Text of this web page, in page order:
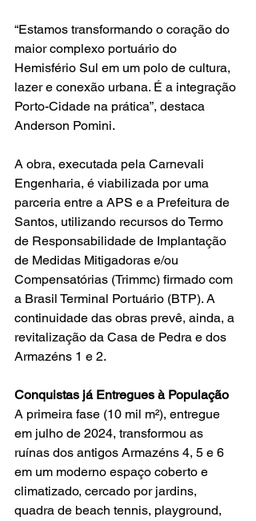
“Estamos transformando o coração do
maior complexo portuário do
Hemisfério Sul em um polo de cultura,
lazer e conexão urbana. É a integração
Porto-Cidade na prática”, destaca
Anderson Pomini.
A obra, executada pela Carnevali
Engenharia, é viabilizada por uma
parceria entre a APS e a Prefeitura de
Santos, utilizando recursos do Termo
de Responsabilidade de Implantação
de Medidas Mitigadoras e/ou
Compensatórias (Trimmc) firmado com
a Brasil Terminal Portuário (BTP). A
continuidade das obras prevê, ainda, a
revitalização da Casa de Pedra e dos
Armazéns 1 e 2.
Conquistas já Entregues à População
A primeira fase (10 mil m²), entregue
em julho de 2024, transformou as
ruínas dos antigos Armazéns 4, 5 e 6
em um moderno espaço coberto e
climatizado, cercado por jardins,
quadra de beach tennis, playground,